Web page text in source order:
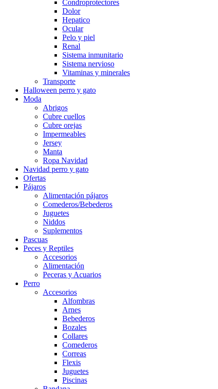
Condroprotectores
Dolor
Hepatico
Ocular
Pelo y piel
Renal
Sistema inmunitario
Sistema nervioso
Vitaminas y minerales
Transporte
Halloween perro y gato
Moda
Abrigos
Cubre cuellos
Cubre orejas
Impermeables
Jersey
Manta
Ropa Navidad
Navidad perro y gato
Ofertas
Pájaros
Alimentación pájaros
Comederos/Bebederos
Juguetes
Niddos
Suplementos
Pascuas
Peces y Reptiles
Accesorios
Alimentación
Peceras y Acuarios
Perro
Accesorios
Alfombras
Arnes
Bebederos
Bozales
Collares
Comederos
Correas
Flexis
Juguetes
Piscinas